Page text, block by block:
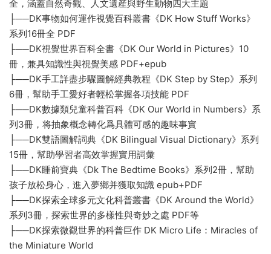
全，涵蓋自然奇觀、人文遺産與野生動物四大主題
├──DK事物如何運作視覺百科叢書《DK How Stuff Works》
系列16冊全 PDF
├──DK視覺世界百科全書《DK Our World in Pictures》10
冊，兼具知識性與視覺美感 PDF+epub
├──DK手工詳盡步驟圖解經典教程《DK Step by Step》系列
6冊，幫助手工愛好者輕松掌握各項技能 PDF
├──DK數據類兒童科普百科《DK Our World in Numbers》系
列3冊，将抽象概念轉化爲具體可感的趣味事實
├──DK雙語圖解詞典《DK Bilingual Visual Dictionary》系列
15冊，幫助學習者高效掌握實用詞彙
├──DK睡前寶典《Dk The Bedtime Books》系列2冊，幫助
孩子放松身心，進入夢鄉并獲取知識 epub+PDF
├──DK探索全球多元文化科普叢書《DK Around the World》
系列3冊，探索世界的多樣性與奇妙之處 PDF等
├──DK探索微觀世界的科普巨作 DK Micro Life：Miracles of
the Miniature World